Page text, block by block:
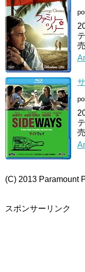
(C) 2013 Paramount
スポンサーリンク